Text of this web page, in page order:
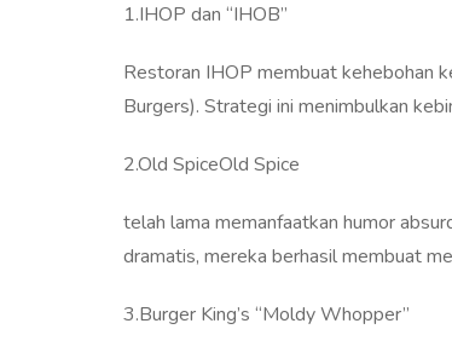
1.IHOP dan “IHOB”
Restoran IHOP membuat kehebohan
Burgers). Strategi ini menimbulkan
2.Old SpiceOld Spice
telah lama memanfaatkan humor
dramatis, mereka berhasil membuat
3.Burger King’s “Moldy Whopper”